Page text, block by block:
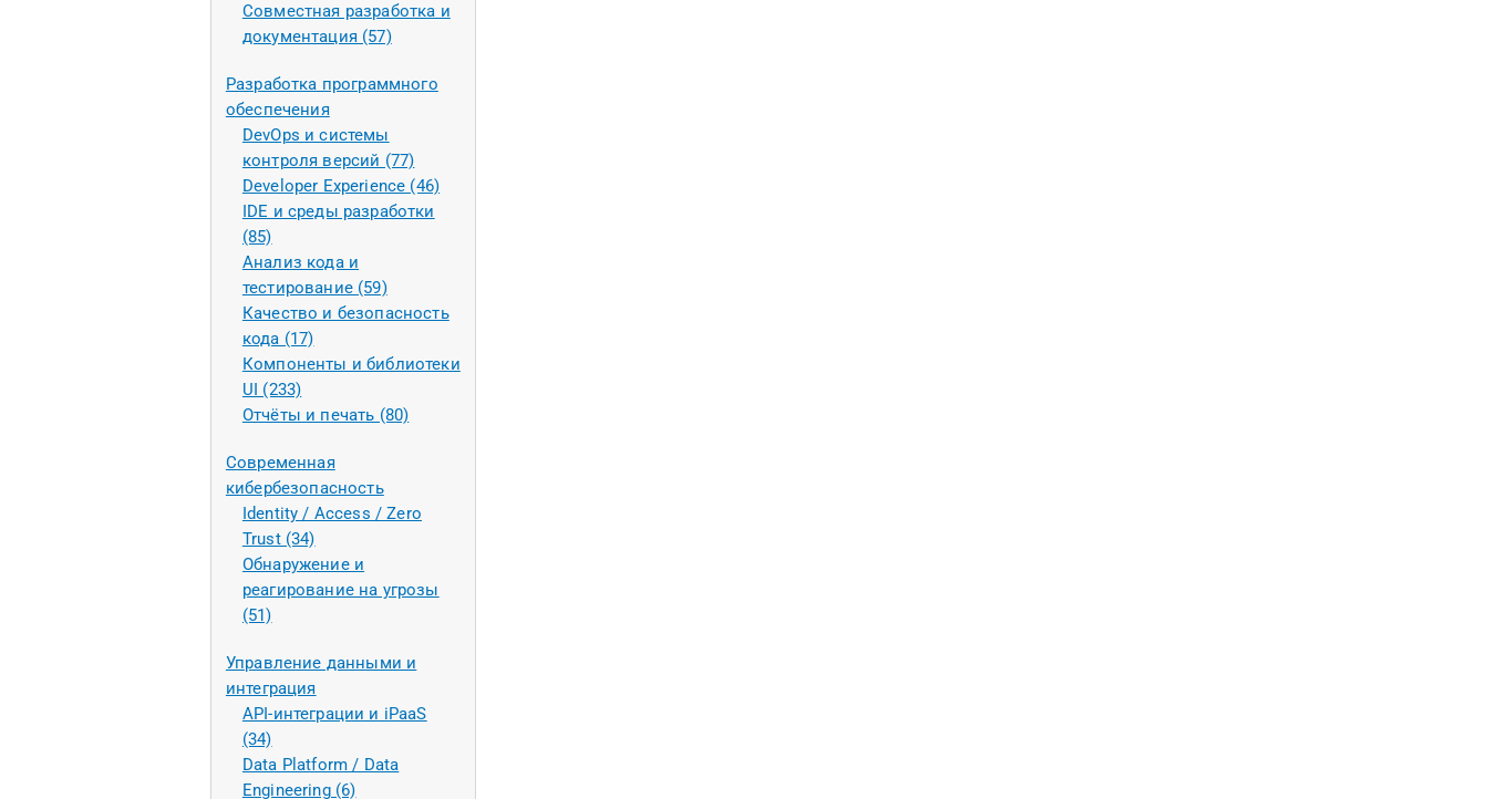
Совместная разработка и
документация (57)
Разработка программного
обеспечения
DevOps и системы
контроля версий (77)
Developer Experience (46)
IDE и среды разработки
(85)
Анализ кода и
тестирование (59)
Качество и безопасность
кода (17)
Компоненты и библиотеки
UI (233)
Отчёты и печать (80)
Современная
кибербезопасность
Identity / Access / Zero
Trust (34)
Обнаружение и
реагирование на угрозы
(51)
Управление данными и
интеграция
API-интеграции и iPaaS
(34)
Data Platform / Data
Engineering (6)